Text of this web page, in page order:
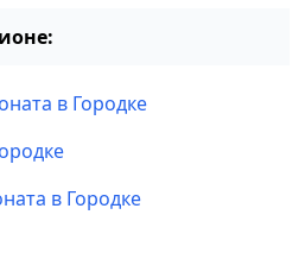
в Городке
в Городке